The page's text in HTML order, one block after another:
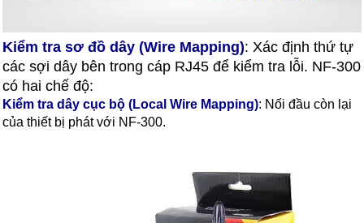
Kiểm tra sơ đồ dây (Wire Mapping): Xác định thứ tự
các sợi dây bên trong cáp RJ45 để kiểm tra lỗi. NF-300
có hai chế độ:
Kiểm tra dây cục bộ (Local Wire Mapping): Nối đầu còn lại
của thiết bị phát với NF-300.